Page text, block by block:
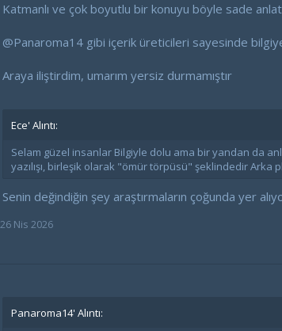
Katmanlı ve çok boyutlu bir konuyu böyle sade
@Panaroma14gibi içerik üreticileri sayesinde
Araya iliştirdim, umarım yersiz durmamıştır
Ece' Alıntı:
Selam güzel insanlar Bilgiyle dolu ama bir yandan da
yazılışı, birleşik olarak "ömür törpüsü" şeklindedir Arka
Senin değindiğin şey araştırmaların çoğunda yer
26 Nis 2026
Panaroma14' Alıntı: